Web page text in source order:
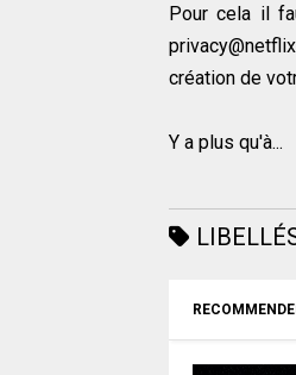
Pour cela il
création de
Y a plus qu'à...